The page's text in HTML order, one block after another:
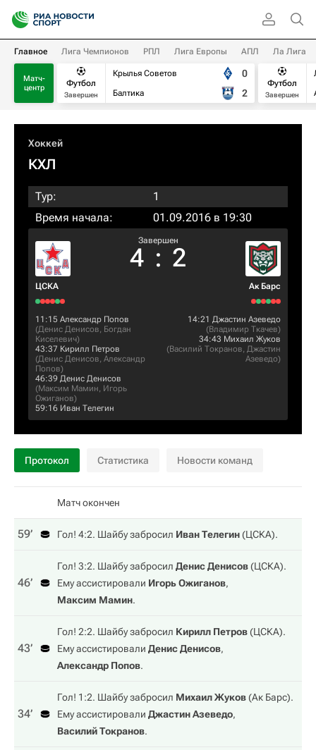
Главное Лига Чемпионов РПЛ Лига Европы АПЛ Ла Лига
Матч-
центр
Футбол
Завершен
Крылья Советов
Балтика
0
2
Футбол
Завершен
Хоккей
КХЛ
Тур:
1
Время начала:
01.09.2016 в 19:30
ЦСКА
Завершен
4 : 2
Ак Барс
11:15 Александр Попов
(Денис Денисов, Богдан
Киселевич)
43:37 Кирилл Петров
(Денис Денисов, Александр
Попов)
46:39 Денис Денисов
(Максим Мамин, Игорь
Ожиганов)
59:16 Иван Телегин
14:21 Джастин Азеведо
(Владимир Ткачев)
34:43 Михаил Жуков
(Василий Токранов, Джастин
Азеведо)
Протокол Статистика Новости команд
Матч окончен
59‎’‎ Гол! 4:2. Шайбу забросил Иван Телегин(ЦСКА).
46‎’‎
Гол! 3:2. Шайбу забросил Денис Денисов(ЦСКА).
Ему ассистировали Игорь Ожиганов,
Максим Мамин.
43‎’‎
Гол! 2:2. Шайбу забросил Кирилл Петров(ЦСКА).
Ему ассистировали Денис Денисов,
Александр Попов.
34‎’‎
Гол! 1:2. Шайбу забросил Михаил Жуков(Ак Барс).
Ему ассистировали Джастин Азеведо,
Василий Токранов.